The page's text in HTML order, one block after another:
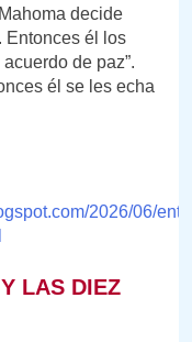
decide
Entonces él los
de paz”.
él se les echa
2026/06/
LAS DIEZ